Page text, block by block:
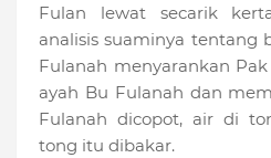
Fulan lewat secarik
analisis suaminya tentang
Fulanah menyarankan
ayah Bu Fulanah dan
Fulanah dicopot, air di
tong itu dibakar.